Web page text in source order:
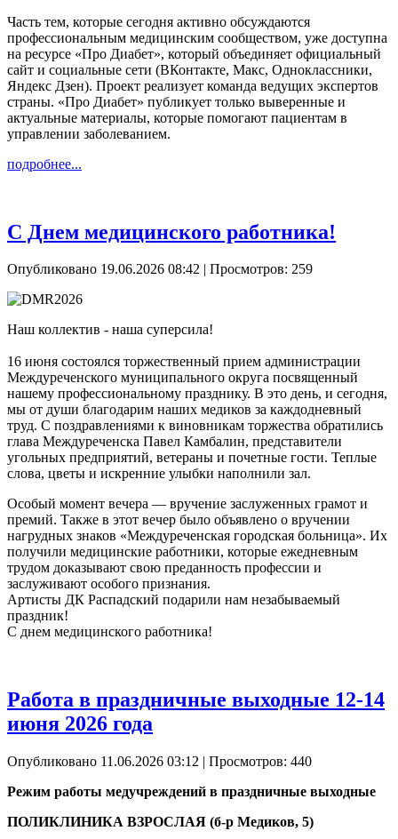
Часть тем, которые сегодня активно обсуждаются
профессиональным медицинским сообществом, уже доступна
на ресурсе «Про Диабет», который объединяет официальный
сайт и социальные сети (ВКонтакте, Макс, Одноклассники,
Яндекс Дзен). Проект реализует команда ведущих экспертов
страны. «Про Диабет» публикует только выверенные и
актуальные материалы, которые помогают пациентам в
управлении заболеванием.
подробнее...
С Днем медицинского работника!
Опубликовано 19.06.2026 08:42 | Просмотров: 259
Наш коллектив - наша суперсила!
16 июня состоялся торжественный прием администрации
Междуреченского муниципального округа посвященный
нашему профессиональному празднику. В это день, и сегодня,
мы от души благодарим наших медиков за каждодневный
труд. С поздравлениями к виновникам торжества обратились
глава Междуреченска Павел Камбалин, представители
угольных предприятий, ветераны и почетные гости. Теплые
слова, цветы и искренние улыбки наполнили зал.
Особый момент вечера — вручение заслуженных грамот и
премий. Также в этот вечер было объявлено о вручении
нагрудных знаков «Междуреченская городская больница». Их
получили медицинские работники, которые ежедневным
трудом доказывают свою преданность профессии и
заслуживают особого признания.
Артисты ДК Распадский подарили нам незабываемый
праздник!
С днем медицинского работника!
Работа в праздничные выходные 12-14
июня 2026 года
Опубликовано 11.06.2026 03:12 | Просмотров: 440
Режим работы медучреждений в праздничные выходные
ПОЛИКЛИНИКА ВЗРОСЛАЯ (б-р Медиков, 5)